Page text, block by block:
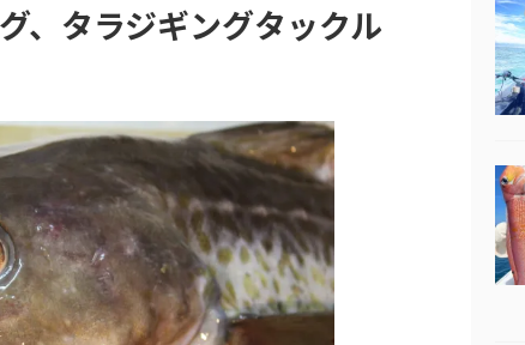
、タラジギングタックル